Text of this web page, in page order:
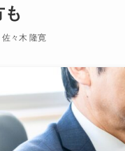
も
佐々木 隆寛